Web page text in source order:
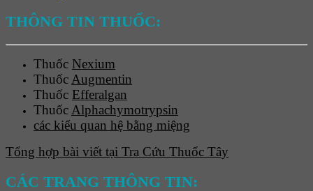
THÔNG TIN THUỐC:
Thuốc Nexium
Thuốc Augmentin
Thuốc Efferalgan
Thuốc Alphachymotrypsin
các kiểu quan hệ bằng miệng
Tổng hợp bài viết tại Tra Cứu Thuốc Tây
CÁC TRANG THÔNG TIN: